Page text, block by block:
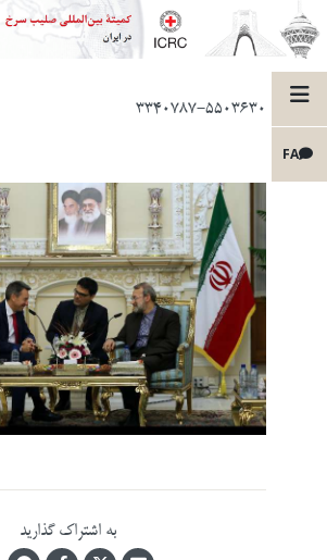
FA
3340787-5503630
به اشتراک گذارید